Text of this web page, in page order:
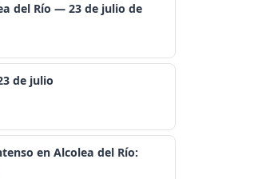
del Río — 23 de julio de
de julio
en Alcolea del Río: